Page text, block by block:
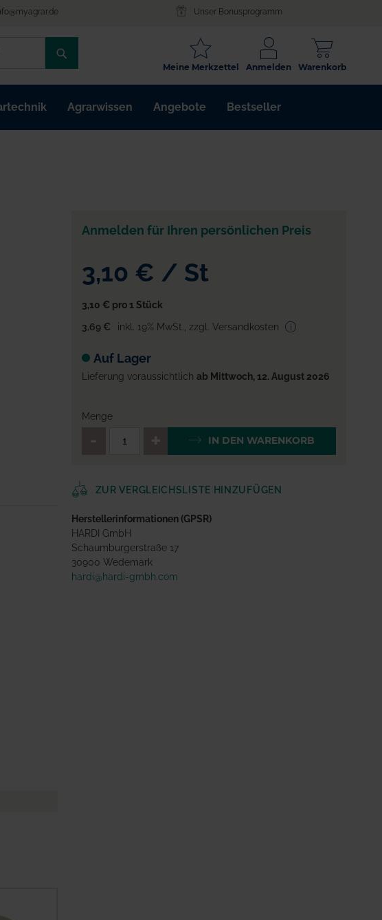
Unser Bonusprogramm
/
ARTIKELNR.
/
Warenkorb
Anmelden
Meine Merkzettel
Agrarwissen Angebote Bestseller
Anmelden für Ihren persönlichen Preis
3,10 € / St
3,10 € pro 1 Stück
3,69 €
inkl. 19% MwSt. zzgl. Versandkosten
Auf Lager
Lieferung voraussichtlich ab Mittwoch, 12. August 2026
Menge
QTY_CONTROL_DECREASE
IN DEN WARENKORB
ZUR VERGLEICHSLISTE HINZUFÜGEN
Herstellerinformationen (GPSR)
HARDI GmbH
Schaumburgerstraße 17
30900 Wedemark
hardi@hardi-gmbh.com